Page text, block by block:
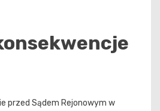
przed Sądem Rejonowym w